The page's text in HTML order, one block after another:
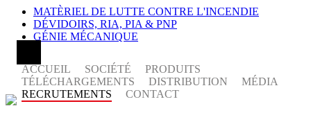
MATÈRIEL DE LUTTE CONTRE L'INCENDIE
DÉVIDOIRS, RIA, PIA & PNP
GÉNIE MÉCANIQUE
ACCUEIL SOCIÉTÉ
PRODUITS
TÉLÉCHARGEMENTS
DISTRIBUTION
MÉDIA
RECRUTEMENTS
CONTACT